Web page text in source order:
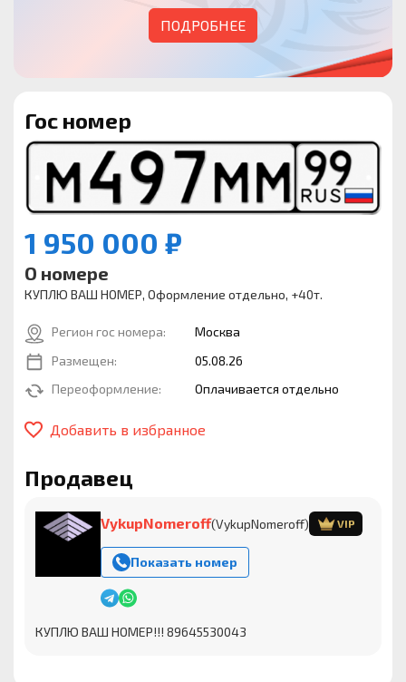
ПОДРОБНЕЕ
Гос номер
1 950 000 ₽
О номере
КУПЛЮ ВАШ НОМЕР, Оформление отдельно, +40т.
Регион гос номера:
Москва
Размещен:
05.08.26
Переоформление:
Оплачивается отдельно
Добавить в избранное
Продавец
VykupNomeroff(VykupNomeroff) VIP
Показать номер
КУПЛЮ ВАШ НОМЕР!!! 89645530043